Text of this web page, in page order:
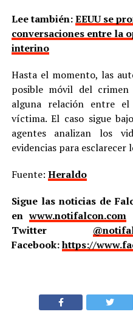
Lee también:EEUU se
conversaciones entre la
interino
Hasta el momento, las
posible móvil del
alguna relación entre
víctima. El caso sigue
agentes analizan los
evidencias para esclarecer
Fuente: Heraldo
Sigue las noticias de
enwww.notifalcon.com
Twitter
Facebook:https://